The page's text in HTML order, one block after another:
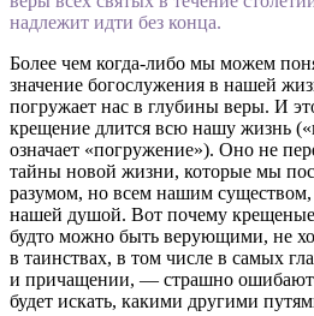
надлежит идти без конца.
Более чем когда-либо мы можем
значение богослужения в нашей
погружает нас в глубины веры. И
крещение длится всю нашу жизнь
означает «погружение»). Оно не
тайны новой жизни, которые мы
разумом, но всем нашим
нашей душой. Вот почему
будто можно быть верующими, не
в таинствах, в том числе в самых
и причащении, — страшно
будет искать, какими другими